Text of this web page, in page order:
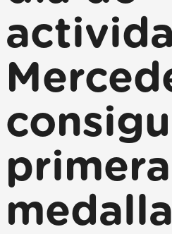
primera
medalla